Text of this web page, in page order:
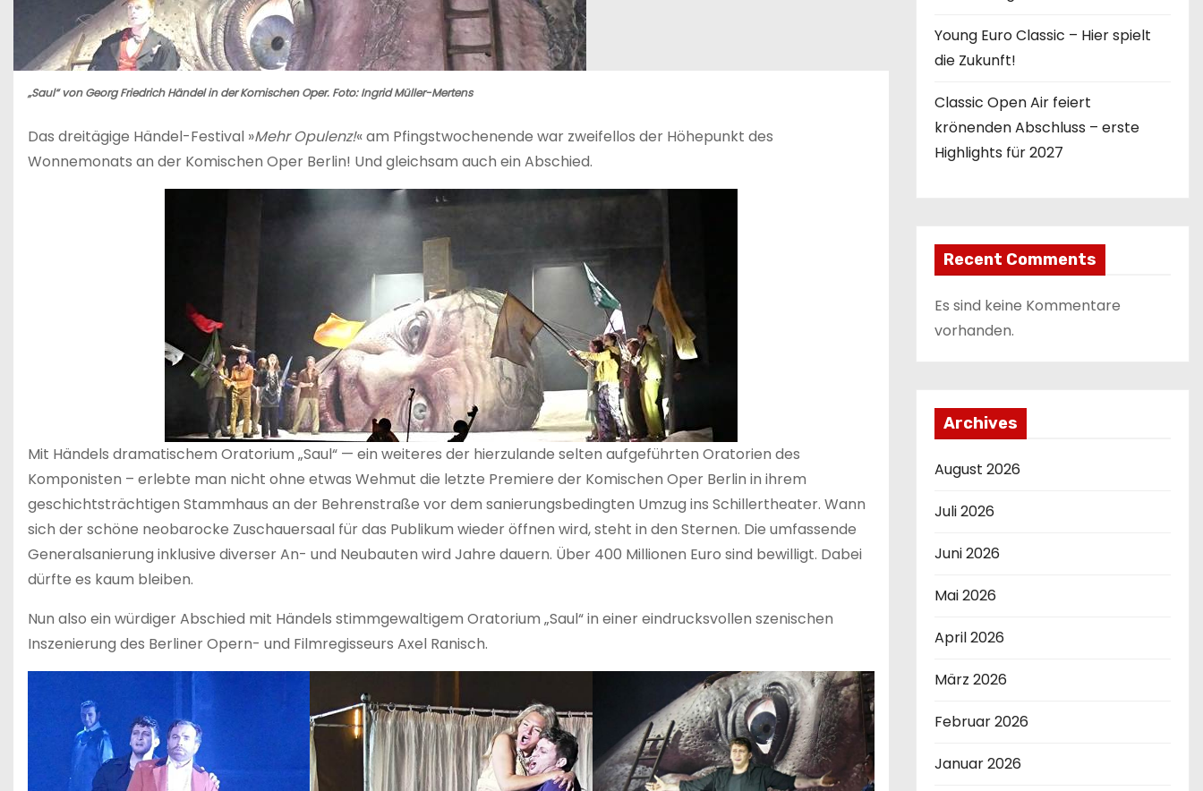
„Saul“ von Georg Friedrich Händel in der Komischen Oper. Foto: Ingrid Müller-Mertens
Das dreitägige Händel-Festival »Mehr Opulenz!« am Pfingstwochenende war zweifellos der Höhepunkt des
Wonnemonats an der Komischen Oper Berlin! Und gleichsam auch ein Abschied.
Mit Händels dramatischem Oratorium „Saul“ — ein weiteres der hierzulande selten aufgeführten Oratorien des
Komponisten – erlebte man nicht ohne etwas Wehmut die letzte Premiere der Komischen Oper Berlin in ihrem
geschichtsträchtigen Stammhaus an der Behrenstraße vor dem sanierungsbedingten Umzug ins Schillertheater. Wann
sich der schöne neobarocke Zuschauersaal für das Publikum wieder öffnen wird, steht in den Sternen. Die umfassende
Generalsanierung inklusive diverser An- und Neubauten wird Jahre dauern. Über 400 Millionen Euro sind bewilligt. Dabei
dürfte es kaum bleiben.
Nun also ein würdiger Abschied mit Händels stimmgewaltigem Oratorium „Saul“ in einer eindrucksvollen szenischen
Inszenierung des Berliner Opern- und Filmregisseurs Axel Ranisch.
Young Euro Classic – Hier spielt
die Zukunft!
Classic Open Air feiert
krönenden Abschluss – erste
Highlights für 2027
Recent Comments
Es sind keine Kommentare
vorhanden.
Archives
August 2026
Juli 2026
Juni 2026
Mai 2026
April 2026
März 2026
Februar 2026
Januar 2026